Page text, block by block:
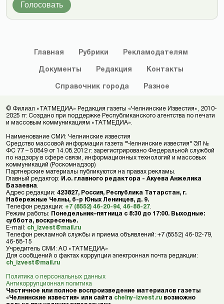
Голосовать
Главная Рубрики Рекламодателям
Документы Редакция Контакты
Справочник города Разное
© Филиал «ТАТМЕДИА» Редакция газеты «Челнинские Известия», 2010-
2025 гг. Создано при поддержке Республиканского агентства по печати
и массовым коммуникациям «ТАТМЕДИА».
Наименование СМИ: Челнинские известия
Средство массовой информации газета "Челнинские известия" ЭЛ №
ФС 77 – 50849 от 14.08.2012 г. зарегистрировано Федеральной службой
по надзору в сфере связи, информационных технологий и массовых
коммуникаций (Роскомнадзор)
Партнерские материалы публикуются на правах рекламы.
Главный редактор: И.о. главного редактора - Акуева Анжелика
Базаевна.
Адрес редакции: 423827, Россия, Республика Татарстан, г.
Набережные Челны, б-р Юных Ленинцев, д. 9.
Телефон редакции: +7 (8552) 46-20-94, 46-88-27.
Режим работы: Понедельник–пятница с 8:30 до 17:00. Выходные:
суббота, воскресенье.
E-mail: ch_izvest@mail.ru
Телефон рекламной службы и приема объявлений: +7 (8552) 46-02-79,
46-88-15
Учредитель СМИ: АО «ТАТМЕДИА»
Для сообщений о фактах коррупции электронная почта редакции:
ch_izvest@mail.ru
Политика о персональных данных
Антикоррупционная политика
Частичное или полное воспроизведение материалов газеты
«Челнинские известия» или сайта chelny-izvest.ru возможно